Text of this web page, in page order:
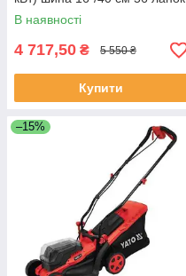
Yato YT-84871
В наявності
4 717,50 ₴ 5 550 ₴
Купити
–15%